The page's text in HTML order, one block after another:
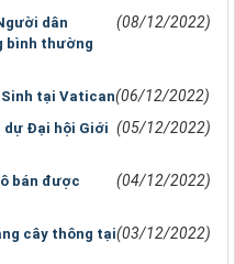
dân
bình thường
(08/12/2022)
Sinh tại Vatican(06/12/2022)
dự Đại hội Giới (05/12/2022)
bán được
(04/12/2022)
cây thông tại(03/12/2022)